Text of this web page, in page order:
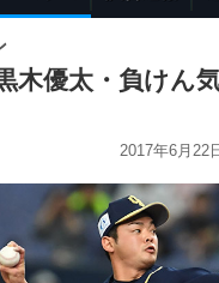
木優太・負けん
2017年6月22